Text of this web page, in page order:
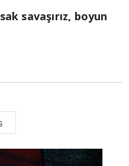
savaşırız, boyun